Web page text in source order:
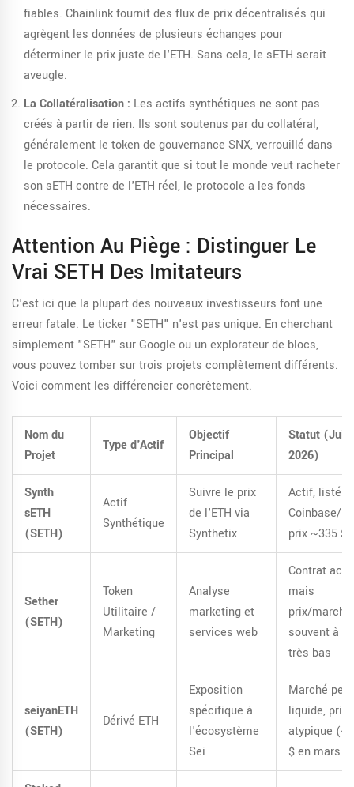
fiables. Chainlinkfournitdes flux de prix décentralisés qui
agrègent les données de plusieurs échanges pour
déterminer le prix juste de l'ETH. Sans cela, le sETH serait
aveugle.
La Collatéralisation : Les actifs synthétiques ne sont pas
créés à partir de rien. Ils sont soutenus par du collatéral,
généralement le token de gouvernance SNX, verrouillé dans
le protocole. Cela garantit que si tout le monde veut racheter
son sETH contre de l'ETH réel, le protocole a les fonds
nécessaires.
Attention Au Piège : Distinguer Le
Vrai SETH Des Imitateurs
C'est ici que la plupart des nouveaux investisseurs font une
erreur fatale. Le ticker "SETH" n'est pas unique. En cherchant
simplement "SETH" sur Google ou un explorateur de blocs,
vous pouvez tomber sur trois projets complètement différents.
Voici comment les différencier concrètement.
Nom du
Projet
Type d'Actif
Objectif
Principal
Statut (Juin
2026)
Synth
sETH
(SETH)
Actif
Synthétique
Suivre le prix
de l'ETH via
Synthetix
Actif, listé
Coinbase/
prix ~335 $
Sether
(SETH)
Token
Utilitaire /
Marketing
Analyse
marketing et
services web
Contrat actif
mais
prix/marché
souvent à 0
très bas
seiyanETH
(SETH)
Dérivé ETH
Exposition
spécifique à
l'écosystème
Sei
Marché peu
liquide, prix
atypique
$ en mars